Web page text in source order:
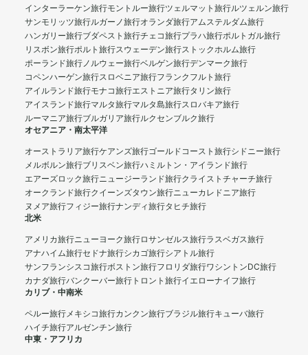
インターラーケン旅行モントルー旅行ツェルマット旅行ルツェルン旅行
サンモリッツ旅行ルガーノ旅行オランダ旅行アムステルダム旅行
ハンガリー旅行ブダペスト旅行チェコ旅行プラハ旅行ポルトガル旅行
リスボン旅行ポルト旅行スウェーデン旅行ストックホルム旅行
ポーランド旅行ノルウェー旅行ベルゲン旅行デンマーク旅行
コペンハーゲン旅行スロベニア旅行フランクフルト旅行
アイルランド旅行モナコ旅行エストニア旅行タリン旅行
アイスランド旅行マルタ旅行マルタ島旅行スロバキア旅行
ルーマニア旅行ブルガリア旅行ルクセンブルク旅行
オセアニア・南太平洋
オーストラリア旅行ケアンズ旅行ゴールドコースト旅行シドニー旅行
メルボルン旅行ブリスベン旅行ハミルトン・アイランド旅行
エアーズロック旅行ニュージーランド旅行クライストチャーチ旅行
オークランド旅行クイーンズタウン旅行ニューカレドニア旅行
ヌメア旅行フィジー旅行ナンディ旅行タヒチ旅行
北米
アメリカ旅行ニューヨーク旅行ロサンゼルス旅行ラスベガス旅行
アナハイム旅行セドナ旅行シカゴ旅行シアトル旅行
サンフランシスコ旅行ボストン旅行フロリダ旅行ワシントンDC旅行
カナダ旅行バンクーバー旅行 トロント旅行イエローナイフ旅行
カリブ・中南米
ペルー旅行メキシコ旅行カンクン旅行ブラジル旅行キューバ旅行
ハイチ旅行アルゼンチン旅行
中東・アフリカ